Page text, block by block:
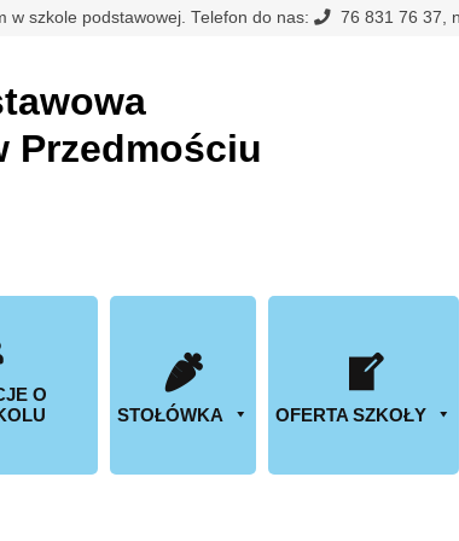
w szkole podstawowej. Telefon do nas: 76 831 76 37,
Przedmościu
O
STOŁÓWKA OFERTA SZKOŁY